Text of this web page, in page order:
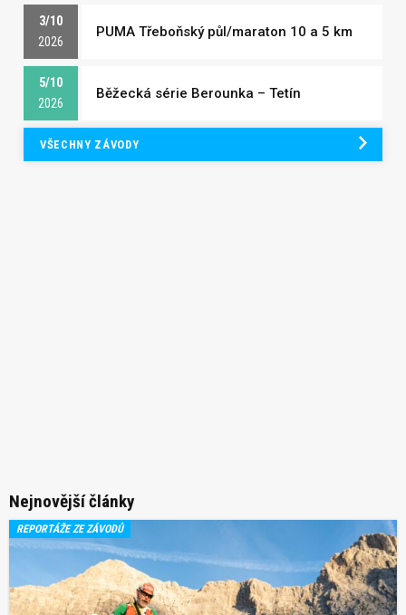
3/10
2026
PUMA Třeboňský půl/maraton 10 a 5 km
5/10
2026
Běžecká série Berounka – Tetín
VŠECHNY ZÁVODY
Nejnovější články
REPORTÁŽE ZE ZÁVODŮ